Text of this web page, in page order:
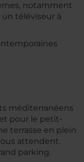
notamment
téléviseur à
méditerranéens
pour le petit-
terrasse en plein
attendent.
parking.